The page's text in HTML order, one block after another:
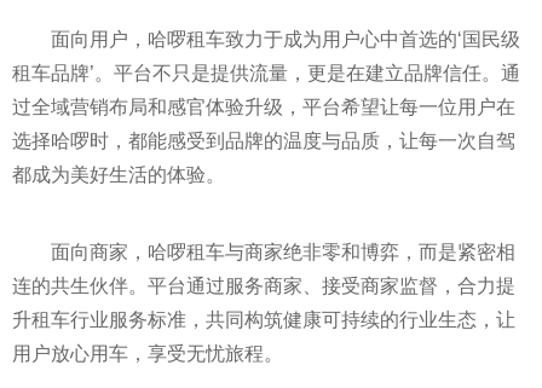
面向用户，哈啰租车致力于成为用户心中首选的‘国民级
租车品牌’。平台不只是提供流量，更是在建立品牌信任。通
过全域营销布局和感官体验升级，平台希望让每一位用户在
选择哈啰时，都能感受到品牌的温度与品质，让每一次自驾
都成为美好生活的体验。
面向商家，哈啰租车与商家绝非零和博弈，而是紧密相
连的共生伙伴。平台通过服务商家、接受商家监督，合力提
升租车行业服务标准，共同构筑健康可持续的行业生态，让
用户放心用车，享受无忧旅程。